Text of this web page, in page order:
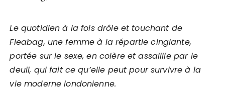
Le quotidien à la fois drôle et touchant de
Fleabag, une femme à la répartie cinglante,
portée sur le sexe, en colère et assaillie par le
deuil, qui fait ce qu’elle peut pour survivre à la
vie moderne londonienne.